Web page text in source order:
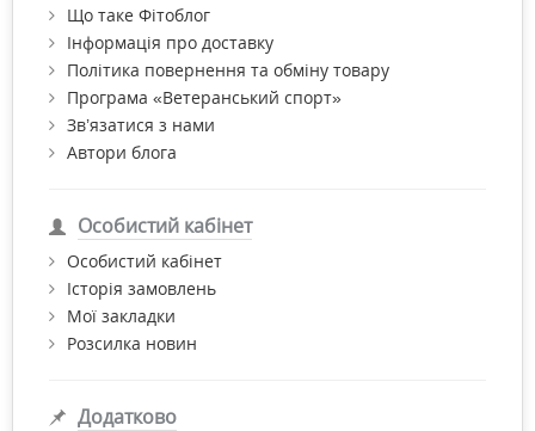
Що таке Фітоблог
Інформація про доставку
Політика повернення та обміну товару
Програма «Ветеранський спорт»
Зв’язатися з нами
Автори блога
Особистий кабінет
Особистий кабінет
Історія замовлень
Мої закладки
Розсилка новин
Додатково